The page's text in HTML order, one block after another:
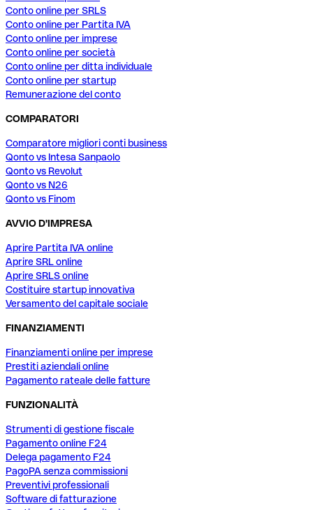
Conto online per SRLS
Conto online per Partita IVA
Conto online per imprese
Conto online per società
Conto online per ditta individuale
Conto online per startup
Remunerazione del conto
COMPARATORI
Comparatore migliori conti business
Qonto vs Intesa Sanpaolo
Qonto vs Revolut
Qonto vs N26
Qonto vs Finom
AVVIO D'IMPRESA
Aprire Partita IVA online
Aprire SRL online
Aprire SRLS online
Costituire startup innovativa
Versamento del capitale sociale
FINANZIAMENTI
Finanziamenti online per imprese
Prestiti aziendali online
Pagamento rateale delle fatture
FUNZIONALITÀ
Strumenti di gestione fiscale
Pagamento online F24
Delega pagamento F24
PagoPA senza commissioni
Preventivi professionali
Software di fatturazione